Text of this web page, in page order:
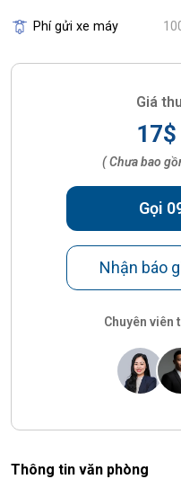
Phí gửi xe máy
Giá
( Chưa bao
Gọi
Nhận báo
Chuyên viên
Thông tin văn phòng